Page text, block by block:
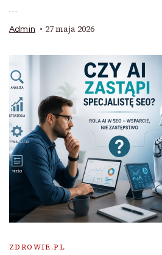
…
Admin 27 maja 2026
ZDROWIE.PL